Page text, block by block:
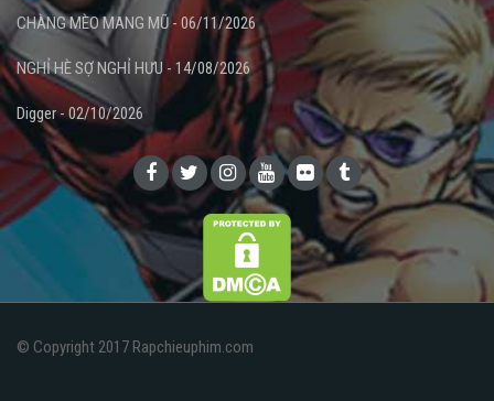
CHÀNG MÈO MANG MŨ - 06/11/2026
NGHỈ HÈ SỢ NGHỈ HƯU - 14/08/2026
Digger - 02/10/2026
© Copyright 2017 Rapchieuphim.com